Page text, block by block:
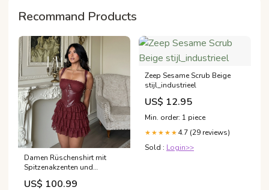
Recommand Products
Damen Rüschenshirt mit
Spitzenakzenten und
Corsagen-Look Echo Archiv
Farbe:Unbestimmte
US$ 100.99
Zeep Sesame Scrub Beige
stijl_industrieel
US$ 12.95
Min. order: 1 piece
★★★★★ 4.7 (29 reviews)
Sold : Login>>